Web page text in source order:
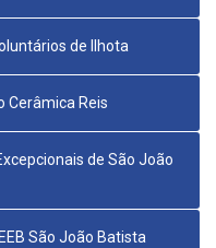
de Ilhota
Cerâmica Reis
de São João
São João Batista